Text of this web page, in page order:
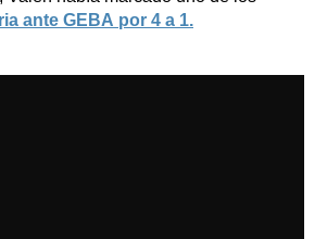
ante GEBA por 4 a 1.